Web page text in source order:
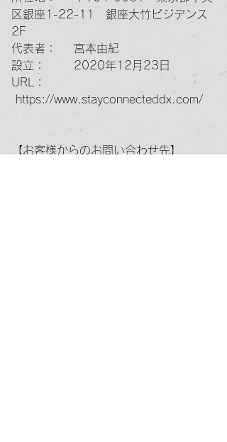
区銀座1-22-11 銀座大竹ビジデンス
2F
代表者： 宮本由紀
設立： 2020年12月23日
URL：
https://www.stayconnecteddx.com/
【お客様からのお問い合わせ先】